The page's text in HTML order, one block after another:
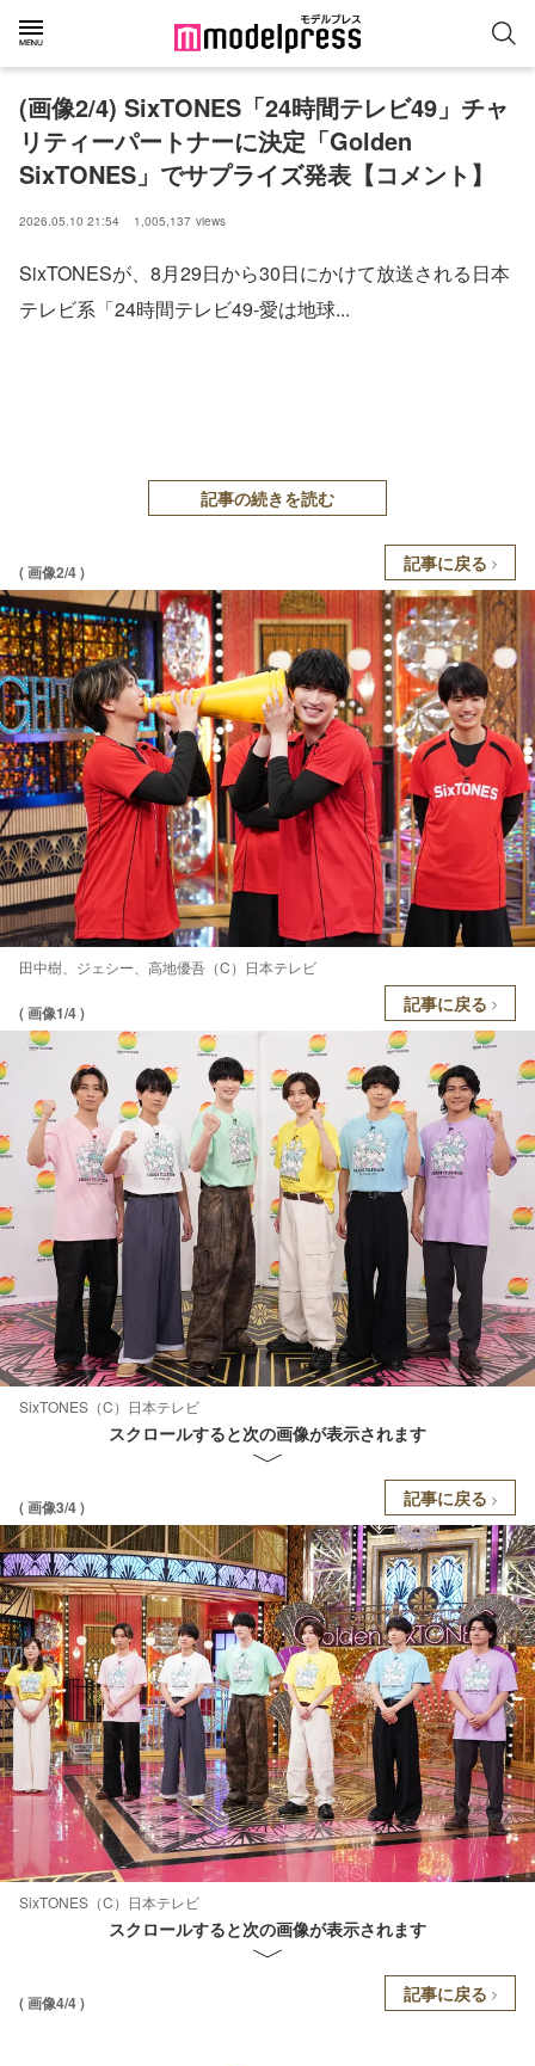
(画像2/4) SixTONES「24時間テレビ49」チャ
リティーパートナーに決定「Golden
SixTONES」でサプライズ発表【コメント】
2026.05.10 21:54 1,005,137 views
SixTONESが、8月29日から30日にかけて放送される日本
テレビ系「24時間テレビ49‐愛は地球...
記事の続きを読む
( 画像2/4 ) 記事に戻る
田中樹、ジェシー、高地優吾（C）日本テレビ
( 画像1/4 ) 記事に戻る
SixTONES（C）日本テレビ
スクロールすると次の画像が表示されます
( 画像3/4 ) 記事に戻る
SixTONES（C）日本テレビ
スクロールすると次の画像が表示されます
( 画像4/4 ) 記事に戻る